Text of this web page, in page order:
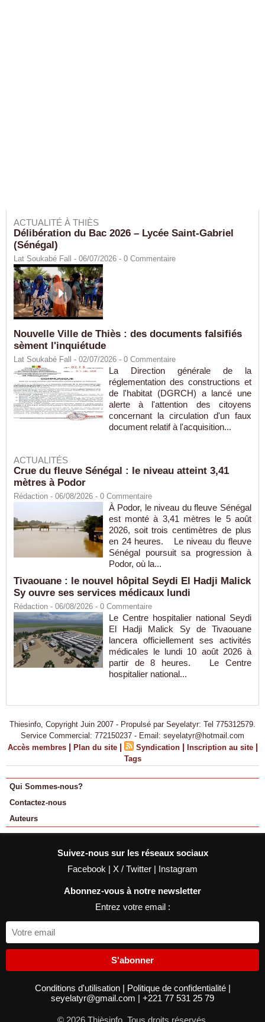
ACTUALITÉ À THIÈS
Délibération du Bac 2026 – Lycée Saint-Gabriel
(Sénégal)
Lat Soukabé Fall - 06/07/2026 - 0 Commentaire
Nouvelle Ville de Thiès : des documents falsifiés
sèment l'inquiétude
Lat Soukabé Fall - 02/07/2026 - 0 Commentaire
La Direction générale de la
réglementation des constructions et
de l'habitat (DGRCH) a lancé une
alerte à l'attention des citoyens
concernant la circulation d'un faux
document relatif à l'acquisition...
ACTUALITÉS
Crue du fleuve Sénégal : le niveau atteint 3,41
mètres à Podor
Rédaction - 06/08/2026 - 0 Commentaire
À Podor, le niveau du fleuve Sénégal
est monté à 3,41 mètres le 5 août
2026, soit trois centimètres de plus
en 24 heures. Le niveau du fleuve
Sénégal poursuit sa progression à
Podor, où la...
Tivaouane : le nouvel hôpital Seydi El Hadji Malick
Sy ouvre ses services médicaux lundi
Rédaction - 06/08/2026 - 0 Commentaire
Le Centre hospitalier national Seydi
El Hadji Malick Sy de Tivaouane
lancera officiellement ses activités
médicales le lundi 10 août 2026 à
partir de 8 heures. Le Centre
hospitalier national...
Thiesinfo, Copyright Juin 2007 - Propulsé par Seyelatyr: Tel 775312579.
Service Commercial: 772150237 - Email: seyelatyr@hotmail.com
Accès membres | Plan du site | Syndication | Inscription au site |
Tags
Qui Sommes-nous?
Contactez-nous
Auteurs
Suivez-nous sur les réseaux sociaux
Facebook | X / Twitter | Instagram
Abonnez-vous à notre newsletter
Entrez votre email :
S'abonner
Conditions d'utilisation | Politique de confidentialité |
seyelatyr@gmail.com | +221 77 531 25 79
© 2026 Thièsinfo. Tous droits réservés.